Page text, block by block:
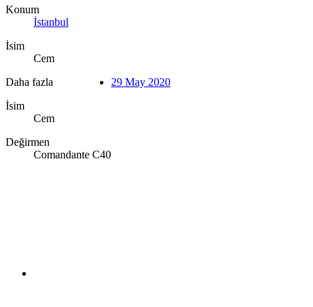
Konum
İstanbul
İsim
Cem
Daha fazla
İsim
Cem
Değirmen
Comandante C40
29 May 2020